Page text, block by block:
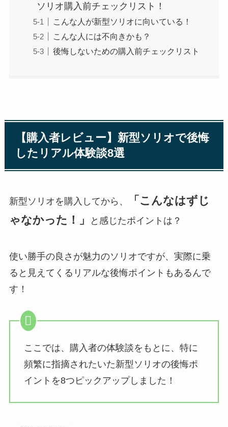
ソリオ購入前チェックリスト！
こんな人が新型ソリオに向いている！
こんな人には不向きかも？
後悔しないための購入前チェックリスト
【購入者レビュー】新型ソリオで後悔
したリアル体験談8選
新型ソリオを購入してから、
「こんなはずじ
ゃなかった！」
と感じたポイントは？
使い勝手の良さが魅力のソリオですが、実際に乗
ると見えてくるリアルな後悔ポイントもあるんで
す！
ここでは、購入者の体験談をもとに、特に
頻繁に指摘されたいた新型ソリオの後悔ポ
イントを8つピックアップしました！